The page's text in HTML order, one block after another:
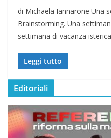
di Michaela Iannarone Una
Brainstorming. Una
settimana di vacanza
Leggi tutto
Editoriali